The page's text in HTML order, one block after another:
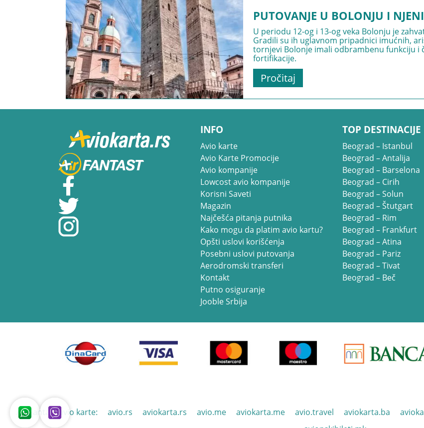
PUTOVANJE U BOLONJU I
U periodu 12-og i 13-og veka Bolonju je
Gradili su ih uglavnom pripadnici imućnih,
tornjevi Bolonje imali odbrambenu funkciju i
fortifikacije.
Pročitaj
INFO
Avio karte
Avio Karte Promocije
Avio kompanije
Lowcost avio kompanije
Korisni Saveti
Magazin
Najčešća pitanja putnika
Kako mogu da platim avio kartu?
Opšti uslovi korišćenja
Posebni uslovi putovanja
Aerodromski transferi
Kontakt
Putno osiguranje
Jooble Srbija
TOP DESTINACIJE
Beograd – Istanbul
Beograd – Antalija
Beograd – Barselona
Beograd – Cirih
Beograd – Solun
Beograd – Štutgart
Beograd – Rim
Beograd – Frankfurt
Beograd – Atina
Beograd – Pariz
Beograd – Tivat
Beograd – Beč
Air Fantast avio karte: avio.rs aviokarta.rs avio.me aviokarta.me avio.travel aviokarta.ba